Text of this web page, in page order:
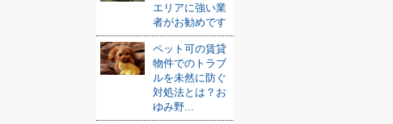
エリアに強い業
者がお勧めです
ペット可の賃貸
物件でのトラブ
ルを未然に防ぐ
対処法とは？お
ゆみ野...